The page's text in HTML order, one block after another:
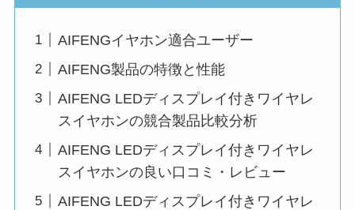
AIFENGイヤホン適合ユーザー
AIFENG製品の特徴と性能
AIFENG LEDディスプレイ付きワイヤレ
スイヤホンの競合製品比較分析
AIFENG LEDディスプレイ付きワイヤレ
スイヤホンの良い口コミ・レビュー
AIFENG LEDディスプレイ付きワイヤレ